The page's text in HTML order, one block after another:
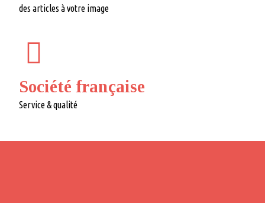
des articles à votre image
Société française
Service & qualité